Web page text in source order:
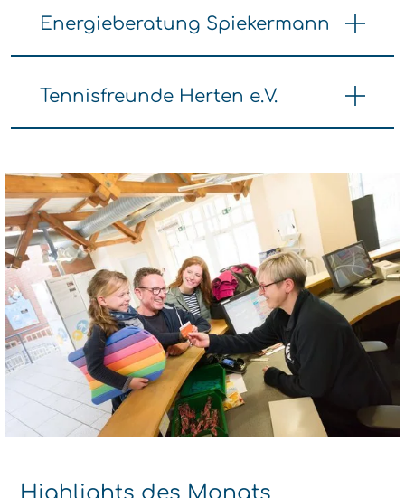
Energieberatung Spiekermann
Tennisfreunde Herten e.V.
Highlights des Monats